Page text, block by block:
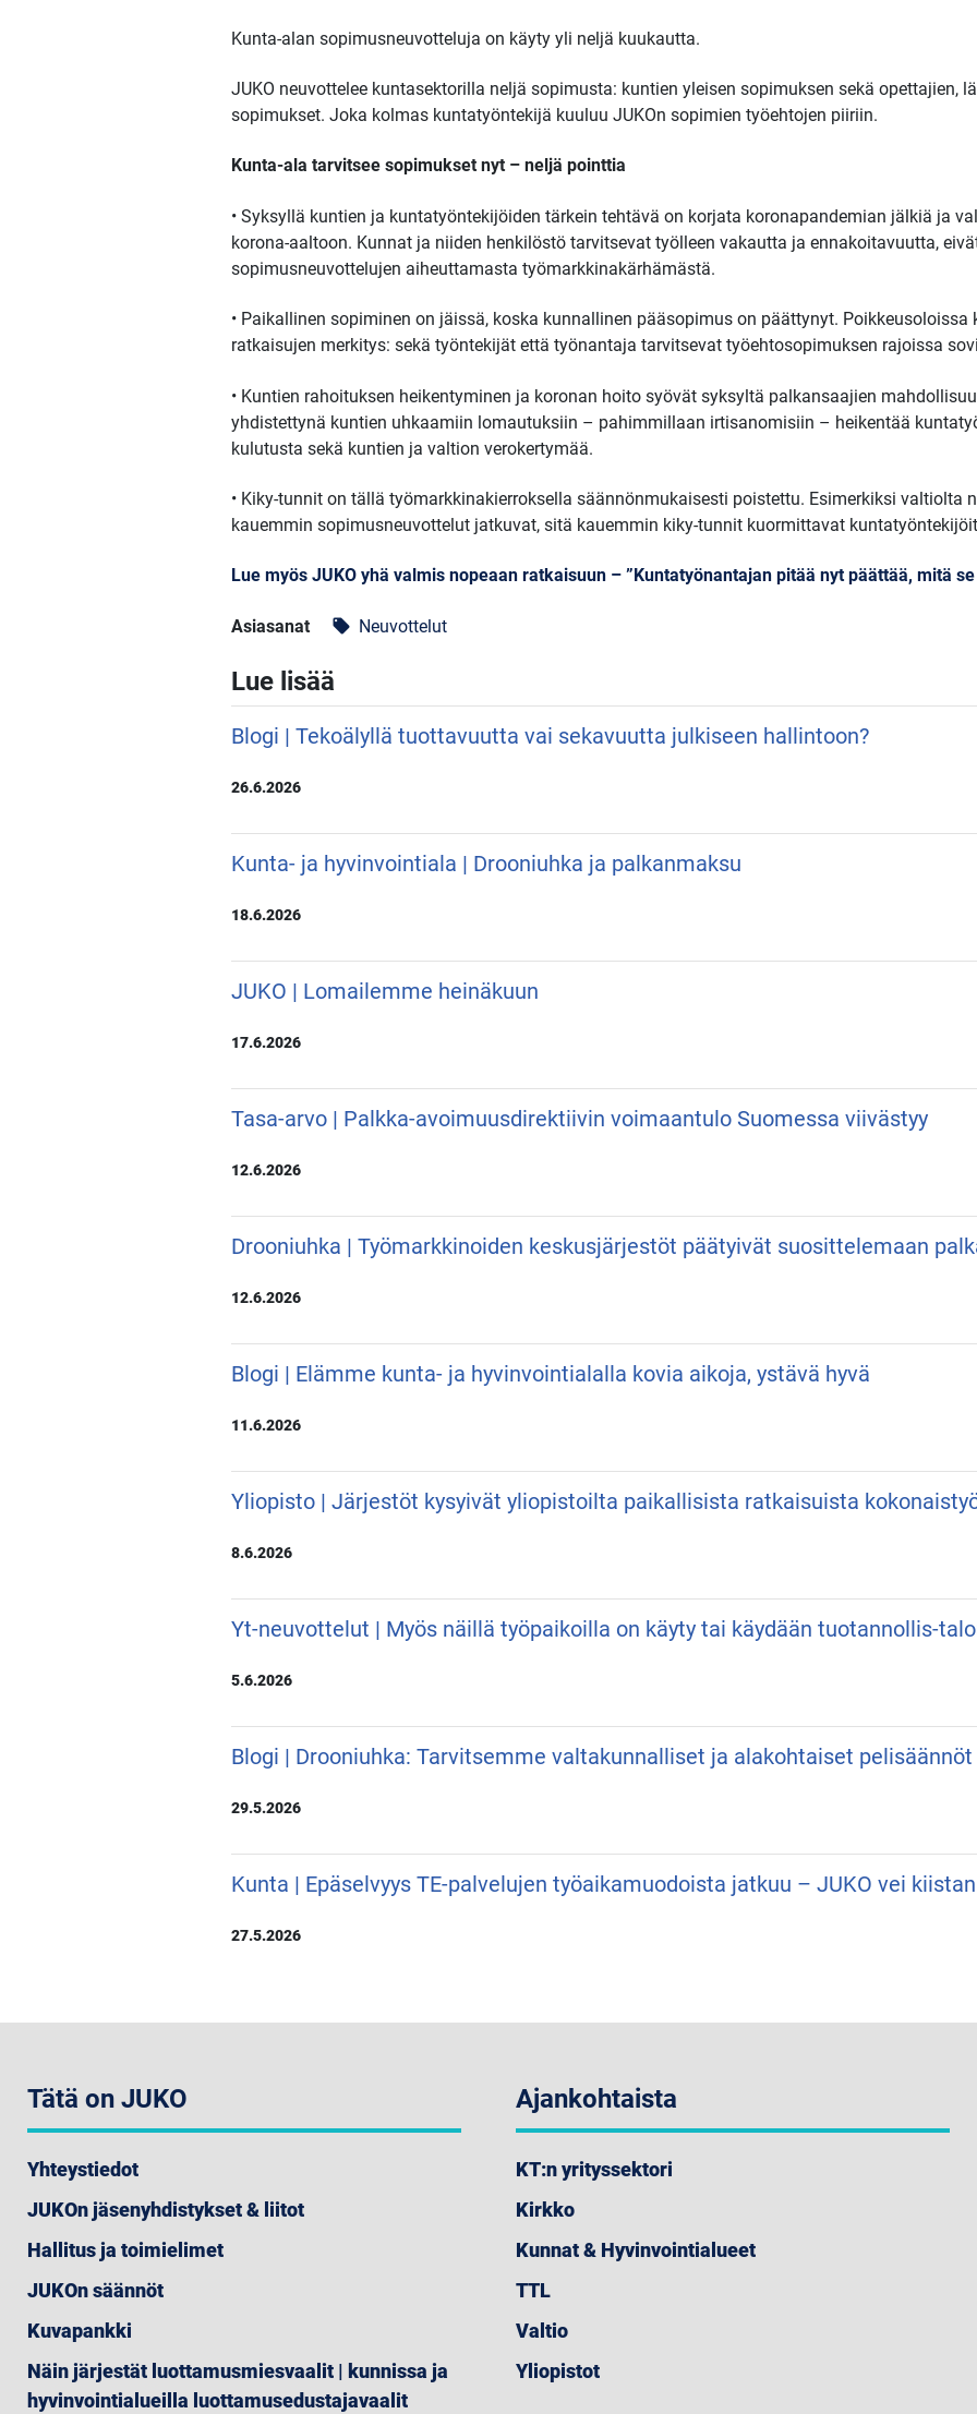
Kunta-alan sopimusneuvotteluja on käyty yli neljä kuukautta.
JUKO neuvottelee kuntasektorilla neljä sopimusta: kuntien yleisen sopimuksen sekä opettajien,
sopimukset. Joka kolmas kuntatyöntekijä kuuluu JUKOn sopimien työehtojen piiriin.
Kunta-ala tarvitsee sopimukset nyt – neljä pointtia
• Syksyllä kuntien ja kuntatyöntekijöiden tärkein tehtävä on korjata koronapandemian jälkiä ja
korona-aaltoon. Kunnat ja niiden henkilöstö tarvitsevat työlleen vakautta ja ennakoitavuutta,
sopimusneuvottelujen aiheuttamasta työmarkkinakärhämästä.
• Paikallinen sopiminen on jäissä, koska kunnallinen pääsopimus on päättynyt.
ratkaisujen merkitys: sekä työntekijät että työnantaja tarvitsevat työehtosopimuksen rajoissa
• Kuntien rahoituksen heikentyminen ja koronan hoito syövät syksyltä palkansaajien
yhdistettynä kuntien uhkaamiin lomautuksiin – pahimmillaan irtisanomisiin – heikentää
kulutusta sekä kuntien ja valtion verokertymää.
• Kiky-tunnit on tällä työmarkkinakierroksella säännönmukaisesti poistettu. Esimerkiksi valtiolta
kauemmin sopimusneuvottelut jatkuvat, sitä kauemmin kiky-tunnit kuormittavat
Lue myös JUKO yhä valmis nopeaan ratkaisuun – ”Kuntatyönantajan pitää nyt päättää, mitä se
Asiasanat local_offer Neuvottelut
Lue lisää
Blogi | Tekoälyllä tuottavuutta vai sekavuutta julkiseen hallintoon?
26.6.2026
Kunta- ja hyvinvointiala | Drooniuhka ja palkanmaksu
18.6.2026
JUKO | Lomailemme heinäkuun
17.6.2026
Tasa-arvo | Palkka-avoimuusdirektiivin voimaantulo Suomessa viivästyy
12.6.2026
Drooniuhka | Työmarkkinoiden keskusjärjestöt päätyivät suosittelemaan
12.6.2026
Blogi | Elämme kunta- ja hyvinvointialalla kovia aikoja, ystävä hyvä
11.6.2026
Yliopisto | Järjestöt kysyivät yliopistoilta paikallisista ratkaisuista
8.6.2026
Yt-neuvottelut | Myös näillä työpaikoilla on käyty tai käydään tuotannollis-
5.6.2026
Blogi | Drooniuhka: Tarvitsemme valtakunnalliset ja alakohtaiset pelisäännöt
29.5.2026
Kunta | Epäselvyys TE-palvelujen työaikamuodoista jatkuu – JUKO vei
27.5.2026
Tätä on JUKO
Yhteystiedot
JUKOn jäsenyhdistykset & liitot
Hallitus ja toimielimet
JUKOn säännöt
Kuvapankki
Näin järjestät luottamusmiesvaalit | kunnissa ja
hyvinvointialueilla luottamusedustajavaalit
Ajankohtaista
KT:n yrityssektori
Kirkko
Kunnat & Hyvinvointialueet
TTL
Valtio
Yliopistot